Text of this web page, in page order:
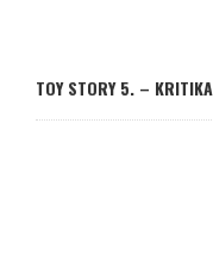
TOY STORY 5. – KRITIKA